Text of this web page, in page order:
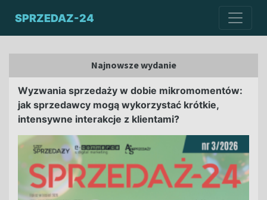
SPRZEDAZ-24
Najnowsze wydanie
Wyzwania sprzedaży w dobie mikromomentów:
jak sprzedawcy mogą wykorzystać krótkie,
intensywne interakcje z klientami?